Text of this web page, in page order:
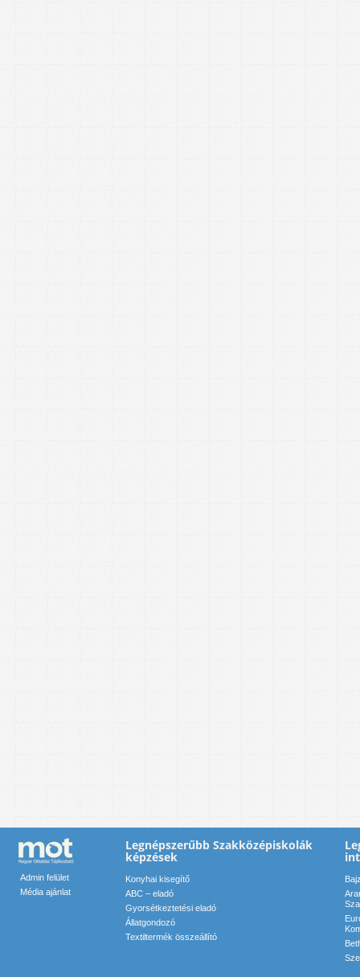
Admin felület
Média ajánlat
Legnépszerűbb Szakközépiskolák
képzések
Konyhai kisegítő
ABC – eladó
Gyorsétkeztetési eladó
Állatgondozó
Textiltermék összeállító